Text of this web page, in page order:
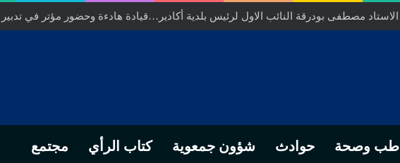
الاستاد مصطفى بودرقة النائب الاول لرئيس بلدية أكادير…قيادة هادءة وحضور مؤتر في
طب وصحة حوادث شؤون جمعوية كتاب الرأي مجتمع